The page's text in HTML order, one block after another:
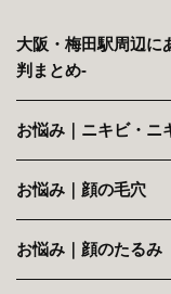
大阪・梅田駅周辺に
判まとめ‐
お悩み｜ニキビ・ニ
お悩み｜顔の毛穴
お悩み｜顔のたるみ